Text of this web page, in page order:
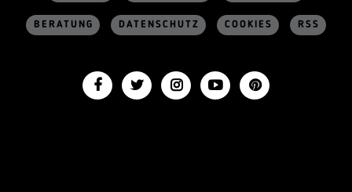
BERATUNG DATENSCHUTZ COOKIES RSS